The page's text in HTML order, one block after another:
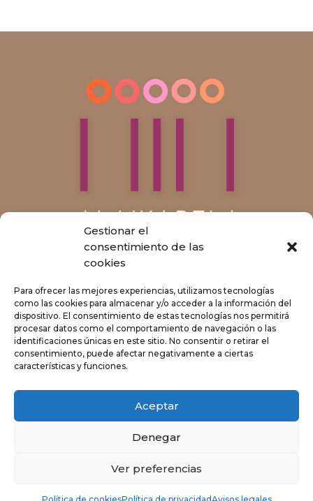
Gestionar el
consentimiento de las
cookies
Para ofrecer las mejores experiencias, utilizamos tecnologías
como las cookies para almacenar y/o acceder a la información del
dispositivo. El consentimiento de estas tecnologías nos permitirá
procesar datos como el comportamiento de navegación o las
identificaciones únicas en este sitio. No consentir o retirar el
consentimiento, puede afectar negativamente a ciertas
características y funciones.
Aceptar
Denegar
Ver preferencias
Política de privacidad
Política de cookies
reservados